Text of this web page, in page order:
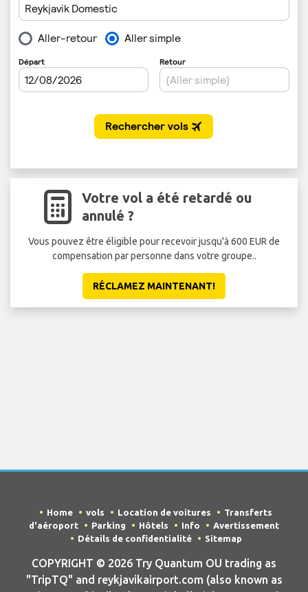
Votre vol a été retardé ou
annulé ?
Vous pouvez être éligible pour recevoir jusqu'à 600 EUR de
compensation par personne dans votre groupe..
RÉCLAMEZ MAINTENANT!
Home vols Location de voitures
Transferts
d'aéroport
Parking Hôtels Info
Avertissement
Détails de confidentialité
Sitemap
COPYRIGHT © 2026 Try Quantum OU trading as
"TripTQ" and reykjavikairport.com (also known as